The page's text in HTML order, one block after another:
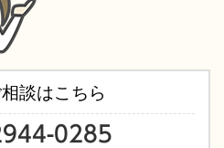
談はこちら
0285